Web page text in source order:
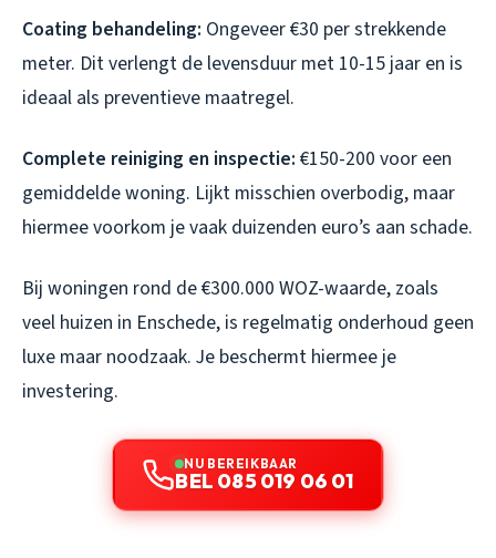
Coating behandeling: Ongeveer €30 per strekkende
meter. Dit verlengt de levensduur met 10-15 jaar en is
ideaal als preventieve maatregel.
Complete reiniging en inspectie: €150-200 voor een
gemiddelde woning. Lijkt misschien overbodig, maar
hiermee voorkom je vaak duizenden euro’s aan schade.
Bij woningen rond de €300.000 WOZ-waarde, zoals
veel huizen in Enschede, is regelmatig onderhoud geen
luxe maar noodzaak. Je beschermt hiermee je
investering.
NU BEREIKBAAR
BEL 085 019 06 01